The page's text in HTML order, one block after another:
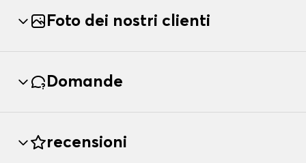
Foto dei nostri clienti
Domande
recensioni